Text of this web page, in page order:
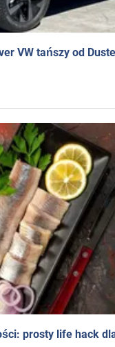
VW tańszy od
prosty life hack